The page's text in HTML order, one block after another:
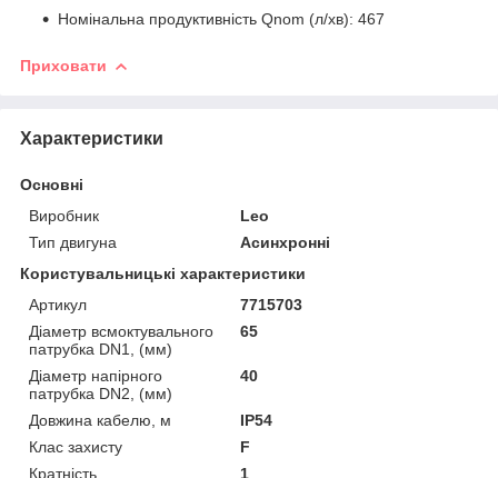
Номінальна продуктивність Qnom (л/хв): 467
Приховати
Характеристики
Основні
Виробник
Leo
Тип двигуна
Асинхронні
Користувальницькі характеристики
Артикул
7715703
Діаметр всмоктувального
патрубка DN1, (мм)
65
Діаметр напірного
патрубка DN2, (мм)
40
Довжина кабелю, м
IP54
Клас захисту
F
Кратність
1